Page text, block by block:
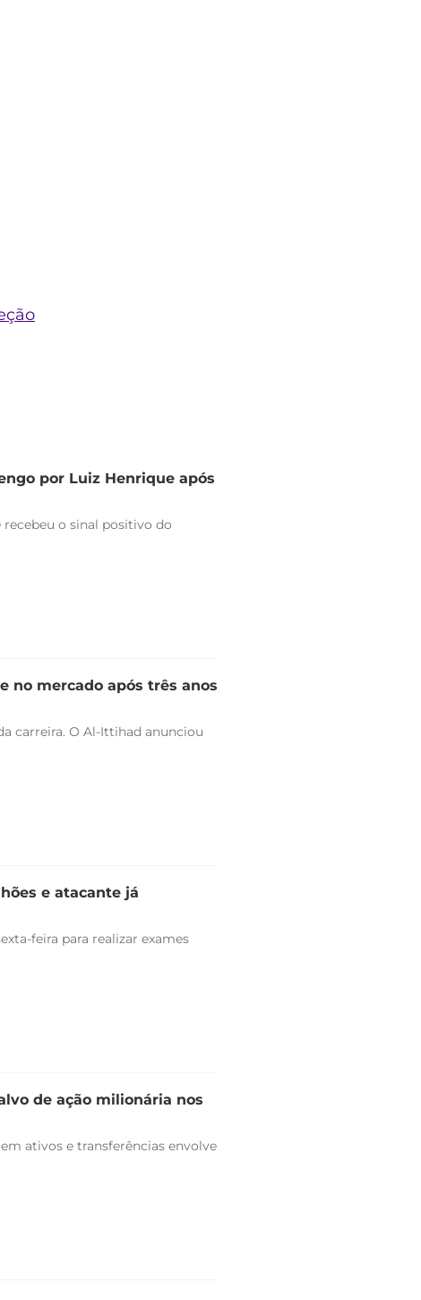
por Luiz Henrique após
o sinal positivo do
no mercado após três anos
carreira. O Al-Ittihad anunciou
e atacante já
feira para realizar exames
de ação milionária nos
ativos e transferências envolve